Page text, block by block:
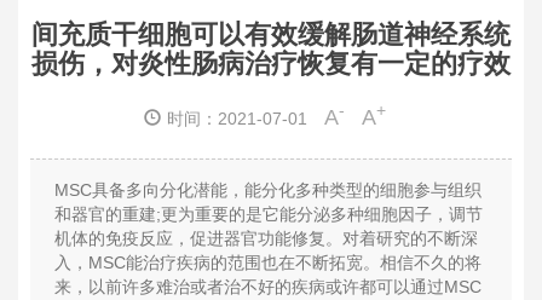
间充质干细胞可以有效缓解肠道神经系统
损伤，对炎性肠病治疗恢复有一定的疗效
时间：2021-07-01 A- A+
MSC具备多向分化潜能，能分化多种类型的细胞参与组织
和器官的重建;更为重要的是它能分泌多种细胞因子，调节
机体的免疫反应，促进器官功能修复。对着研究的不断深
入，MSC能治疗疾病的范围也在不断拓宽。相信不久的将
来，以前许多难治或者治不好的疾病或许都可以通过MSC